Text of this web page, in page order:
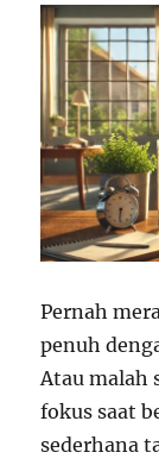
Pernah
penuh
Atau malah
fokus saat
sederhana